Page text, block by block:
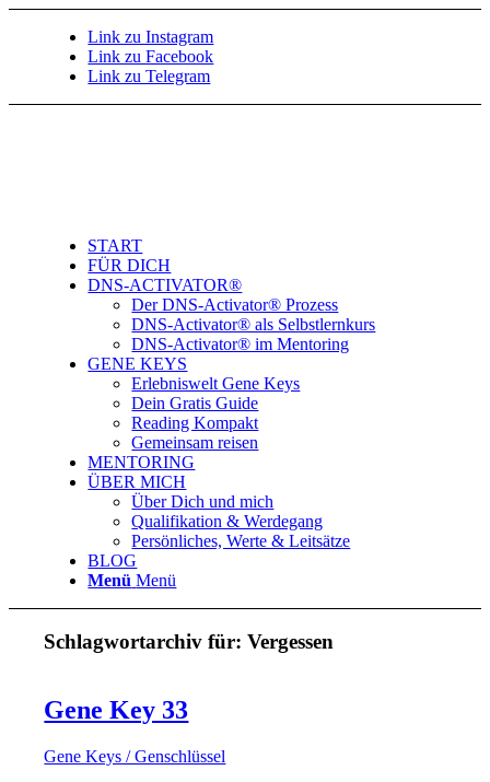
Link zu Instagram
Link zu Facebook
Link zu Telegram
START
FÜR DICH
DNS-ACTIVATOR®
Der DNS-Activator® Prozess
DNS-Activator® als Selbstlernkurs
DNS-Activator® im Mentoring
GENE KEYS
Erlebniswelt Gene Keys
Dein Gratis Guide
Reading Kompakt
Gemeinsam reisen
MENTORING
ÜBER MICH
Über Dich und mich
Qualifikation & Werdegang
Persönliches, Werte & Leitsätze
BLOG
Menü Menü
Schlagwortarchiv für:Vergessen
Gene Key 33
Gene Keys / Genschlüssel